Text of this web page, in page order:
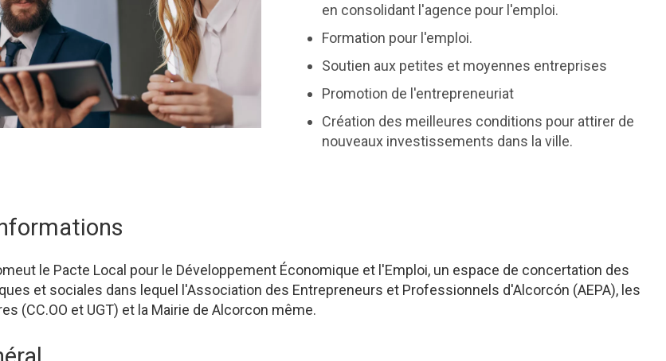
en consolidant l'agence pour l'emploi.
Formation pour l'emploi.
Soutien aux petites et moyennes entreprises
Promotion de l'entrepreneuriat
Création des meilleures conditions pour attirer de
nouveaux investissements dans la ville.
le Pacte Local pour le Développement Économique et l'Emploi, un espace de concertation des
et sociales dans lequel l'Association des Entrepreneurs et Professionnels d'Alcorcón (AEPA), les
(CC.OO et UGT) et la Mairie de Alcorcon même.